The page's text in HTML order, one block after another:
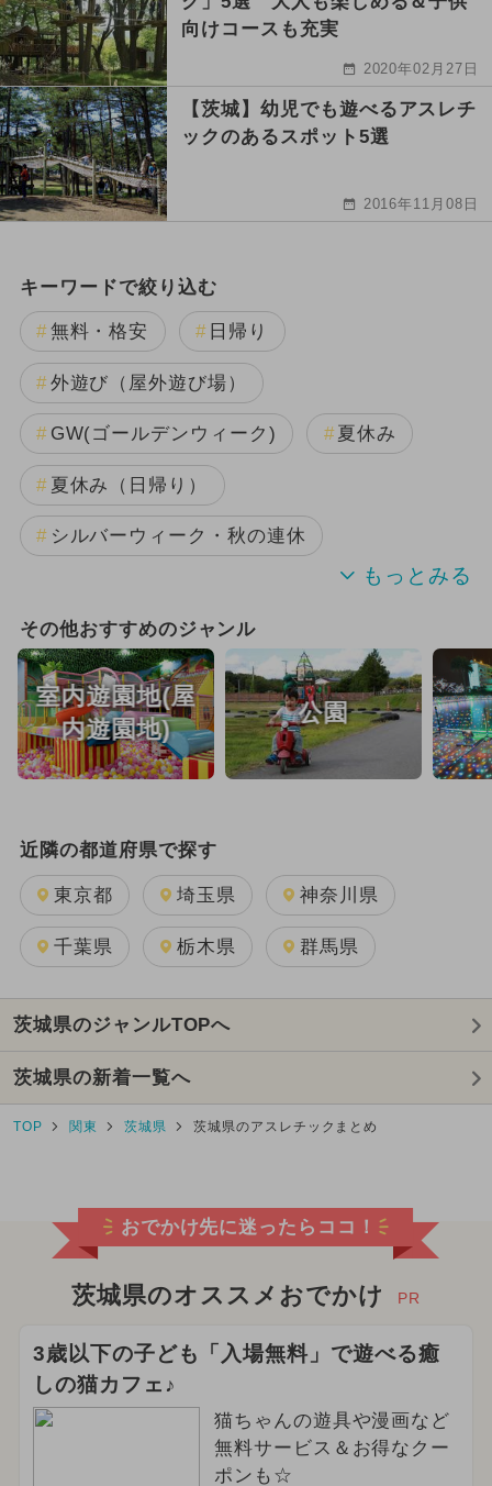
向けコースも充実
2020年02月27日
【茨城】幼児でも遊べるアスレチ
ックのあるスポット5選
2016年11月08日
キーワードで絞り込む
無料・格安 日帰り
外遊び（屋外遊び場）
GW(ゴールデンウィーク) 夏休み
夏休み（日帰り）
シルバーウィーク・秋の連休
アウトドア
手作り体験 ランキング
厳選お出かけまとめ
その他おすすめのジャンル
室内遊園地(屋
内遊園地)
公園
近隣の都道府県で探す
東京都 埼玉県 神奈川県
千葉県 栃木県 群馬県
茨城県のジャンルTOPへ
茨城県の新着一覧へ
TOP 関東 茨城県 茨城県のアスレチックまとめ
おでかけ先に迷ったらココ！
茨城県のオススメおでかけ PR
3歳以下の子ども「入場無料」で遊べる癒
しの猫カフェ♪
猫ちゃんの遊具や漫画など
無料サービス＆お得なクー
ポンも☆